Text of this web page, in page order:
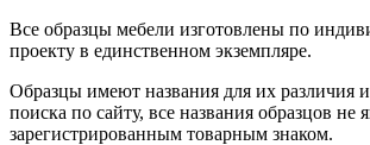
Все образцы мебели изготовлены по
проекту в единственном экземпляре.
Образцы имеют названия для их различия
поиска по сайту, все названия образцов не
зарегистрированным товарным знаком.